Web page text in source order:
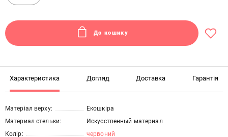
До кошику
Характеристика Догляд Доставка Гарантія
Матеріал верху:
Екошкіра
Материал стельки:
Искусственный материал
Колір:
червоний